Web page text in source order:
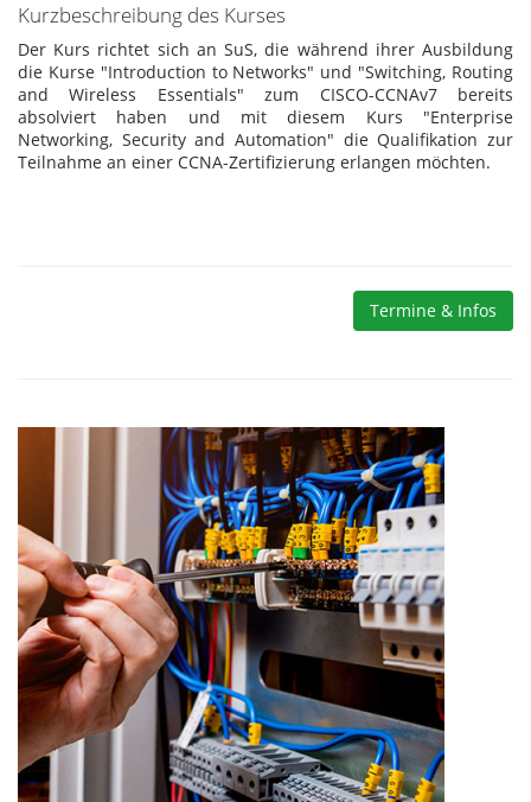
Kurzbeschreibung des Kurses
Der Kurs richtet sich an SuS, die während ihrer Ausbildung
die Kurse "Introduction to Networks" und "Switching, Routing
and Wireless Essentials" zum CISCO-CCNAv7 bereits
absolviert haben und mit diesem Kurs "Enterprise
Networking, Security and Automation" die Qualifikation zur
Teilnahme an einer CCNA-Zertifizierung erlangen möchten.
Termine & Infos